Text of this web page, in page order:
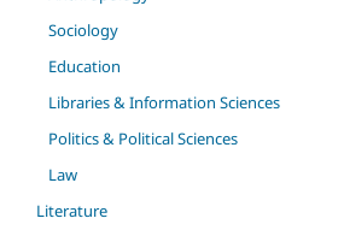
Sociology
Education
Libraries & Information Sciences
Politics & Political Sciences
Law
Literature